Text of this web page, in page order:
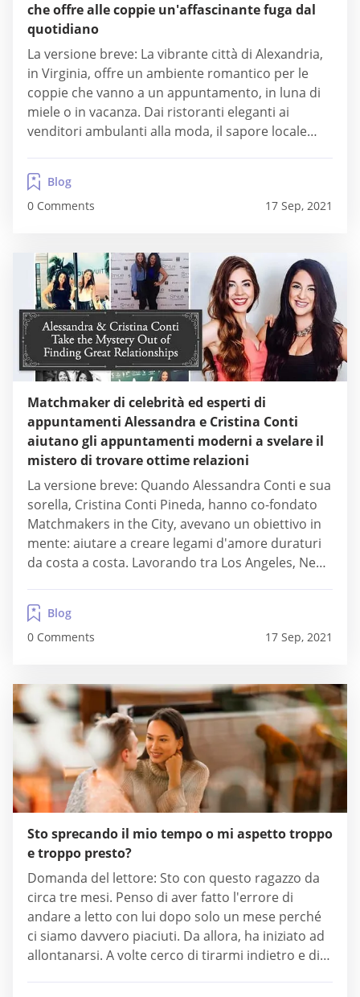
che offre alle coppie un'affascinante fuga dal
quotidiano
La versione breve: La vibrante città di Alexandria,
in Virginia, offre un ambiente romantico per le
coppie che vanno a un appuntamento, in luna di
miele o in vacanza. Dai ristoranti eleganti ai
venditori ambulanti alla moda, il sapore locale
momenti speciali con i propri cari. Puoi
camminare lungo King Street, nel cuore...
Blog
0 Comments
17 Sep, 2021
Matchmaker di celebrità ed esperti di
appuntamenti Alessandra e Cristina Conti
aiutano gli appuntamenti moderni a svelare il
mistero di trovare ottime relazioni
La versione breve: Quando Alessandra Conti e sua
sorella, Cristina Conti Pineda, hanno co-fondato
Matchmakers in the City, avevano un obiettivo in
mente: aiutare a creare legami d'amore duraturi
da costa a costa. Lavorando tra Los Angeles, New
clienti, dall'élite di Hollywood agli abitanti di
Manhattan di alto profilo, con...
Blog
0 Comments
17 Sep, 2021
Sto sprecando il mio tempo o mi aspetto troppo
e troppo presto?
Domanda del lettore: Sto con questo ragazzo da
circa tre mesi. Penso di aver fatto l'errore di
andare a letto con lui dopo solo un mese perché
ci siamo davvero piaciuti. Da allora, ha iniziato ad
allontanarsi. A volte cerco di tirarmi indietro e di